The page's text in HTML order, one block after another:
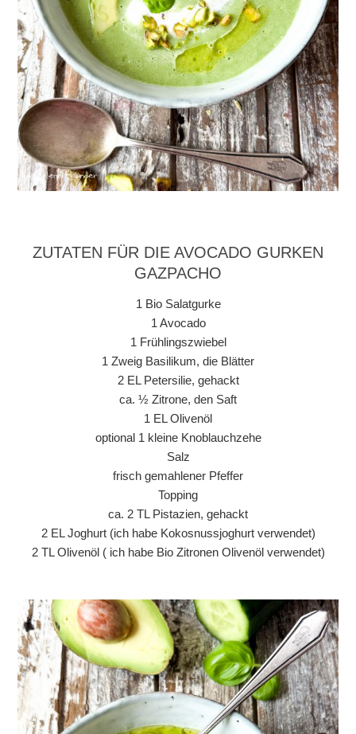
ZUTATEN FÜR DIE AVOCADO GURKEN
GAZPACHO
1 Bio Salatgurke
1 Avocado
1 Frühlingszwiebel
1 Zweig Basilikum, die Blätter
2 EL Petersilie, gehackt
ca. ½ Zitrone, den Saft
1 EL Olivenöl
optional 1 kleine Knoblauchzehe
Salz
frisch gemahlener Pfeffer
Topping
ca. 2 TL Pistazien, gehackt
2 EL Joghurt (ich habe Kokosnussjoghurt verwendet)
2 TL Olivenöl ( ich habe Bio Zitronen Olivenöl verwendet)